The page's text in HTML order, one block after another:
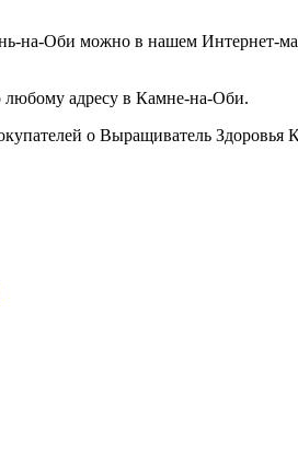
на-Оби можно в нашем Интернет-
любому адресу в Камне-на-Оби.
о Выращиватель Здоровья